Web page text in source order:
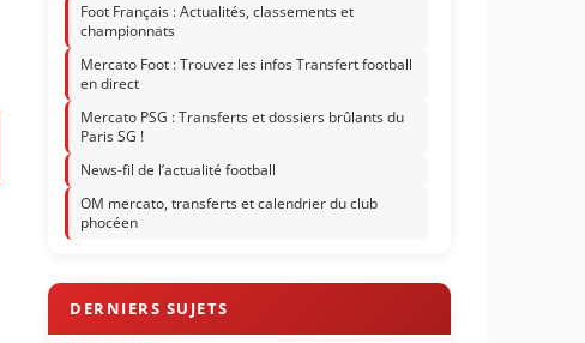
Foot Français : Actualités, classements et
championnats
Mercato Foot : Trouvez les infos Transfert football
en direct
Mercato PSG : Transferts et dossiers brûlants du
Paris SG !
News-fil de l’actualité football
OM mercato, transferts et calendrier du club
phocéen